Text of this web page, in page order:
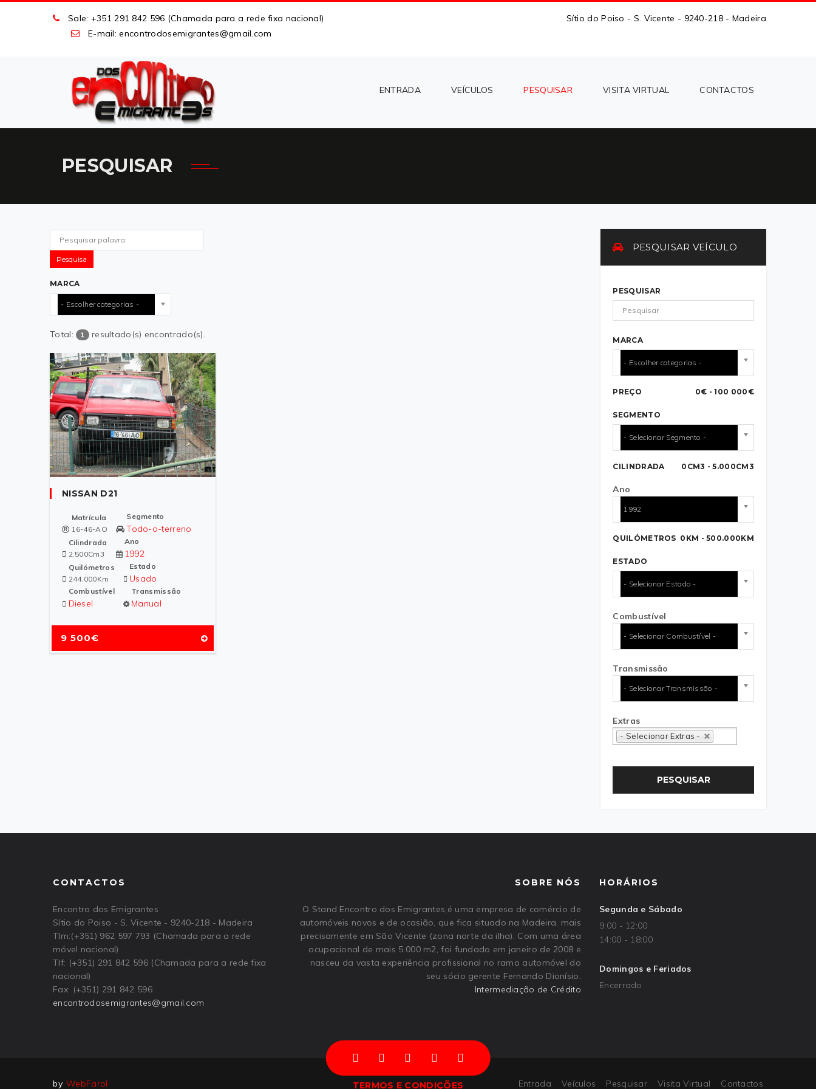
Sale: +351 291 842 596 (Chamada para a rede fixa nacional)
E-mail: encontrodosemigrantes@gmail.com
Sítio do Poiso - S. Vicente - 9240-218 - Madeira
ENTRADA VEÍCULOS PESQUISAR VISITA VIRTUAL CONTACTOS
PESQUISAR
Pesquisa
MARCA
- Escolher categorias -
Total: 1 resultado(s) encontrado(s).
NISSAN D21
Matrícula
16-46-AO
Segmento
Todo-o-terreno
Cilindrada
2.500Cm3
Ano
1992
Quilómetros
244.000Km
Estado
Usado
Combustível
Diesel
Transmissão
Manual
9 500€
PESQUISAR VEÍCULO
PESQUISAR
MARCA
- Escolher categorias -
PREÇO 0€ - 100 000€
SEGMENTO
- Selecionar Segmento -
CILINDRADA 0CM3 - 5.000CM3
Ano
1992
QUILÓMETROS 0KM - 500.000KM
ESTADO
- Selecionar Estado -
Combustível
- Selecionar Combustível -
Transmissão
- Selecionar Transmissão -
Extras
- Selecionar Extras -
PESQUISAR
CONTACTOS
Encontro dos Emigrantes
Sítio do Poiso - S. Vicente - 9240-218 - Madeira
Tlm:(+351) 962 597 793 (Chamada para a rede
móvel nacional)
Tlf: (+351) 291 842 596 (Chamada para a rede fixa
nacional)
Fax: (+351) 291 842 596
encontrodosemigrantes@gmail com
SOBRE NÓS
O Stand Encontro dos Emigrantes,é uma empresa de comércio de
automóveis novos e de ocasião, que fica situado na Madeira, mais
precisamente em São Vicente (zona norte da ilha). Com uma área
ocupacional de mais 5.000 m2, foi fundado em janeiro de 2008 e
nasceu da vasta experiência profissional no ramo automóvel do
seu sócio gerente Fernando Dionísio.
Intermediação de Crédito
HORÁRIOS
Segunda e Sábado
9:00 - 12:00
14:00 - 18:00
Domingos e Feriados
Encerrado
TERMOS E CONDIÇÕES
by WebFarol Entrada Veículos Pesquisar Visita Virtual Contactos